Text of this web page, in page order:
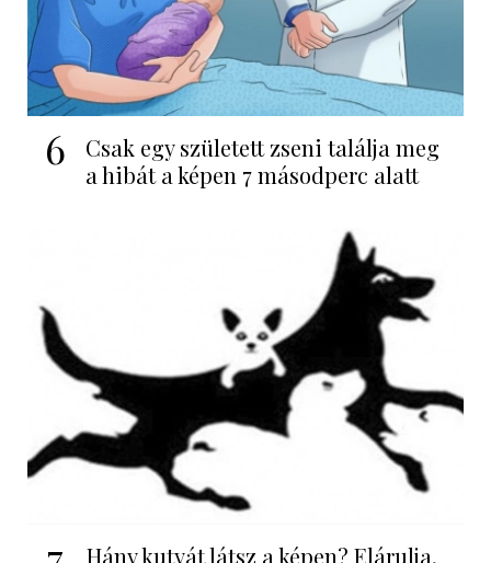
6
Csak egy született zseni találja meg
a hibát a képen 7 másodperc alatt
Hány kutyát látsz a képen? Elárulja,